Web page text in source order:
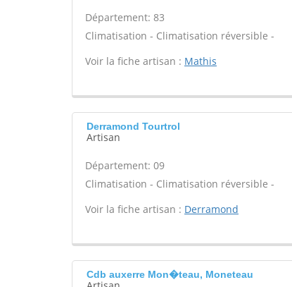
Département: 83
Climatisation - Climatisation réversible -
Voir la fiche artisan : Mathis
Derramond Tourtrol
Artisan
Département: 09
Climatisation - Climatisation réversible -
Voir la fiche artisan : Derramond
Cdb auxerre Mon�teau, Moneteau